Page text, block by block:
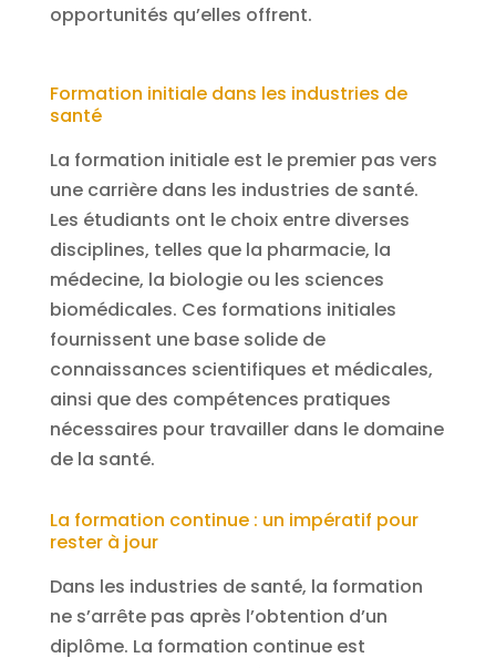
opportunités qu’elles offrent.
Formation initiale dans les industries de
santé
La formation initiale est le premier pas vers
une carrière dans les industries de santé.
Les étudiants ont le choix entre diverses
disciplines, telles que la pharmacie, la
médecine, la biologie ou les sciences
biomédicales. Ces formations initiales
fournissent une base solide de
connaissances scientifiques et médicales,
ainsi que des compétences pratiques
nécessaires pour travailler dans le domaine
de la santé.
La formation continue : un impératif pour
rester à jour
Dans les industries de santé, la formation
ne s’arrête pas après l’obtention d’un
diplôme. La formation continue est